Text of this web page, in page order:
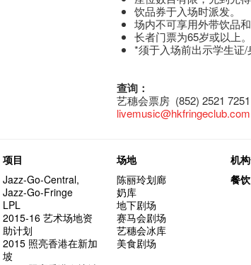
饮品券于入场时派发。
场内不可享用外带饮品和
长者门票为65岁或以上。
*须于入场前出示学生证/
查询：
艺穗会票房 (852) 2521 7251
livemusic@hkfringeclub.com
项目
Jazz-Go-Central,
Jazz-Go-Fringe
LPL
2015-16 艺术场地资
助计划
2015 照亮香港在新加
坡
场地
陈丽玲划廊
奶库
地下剧场
赛马会剧场
艺穗会冰库
美食剧场
机
餐饮